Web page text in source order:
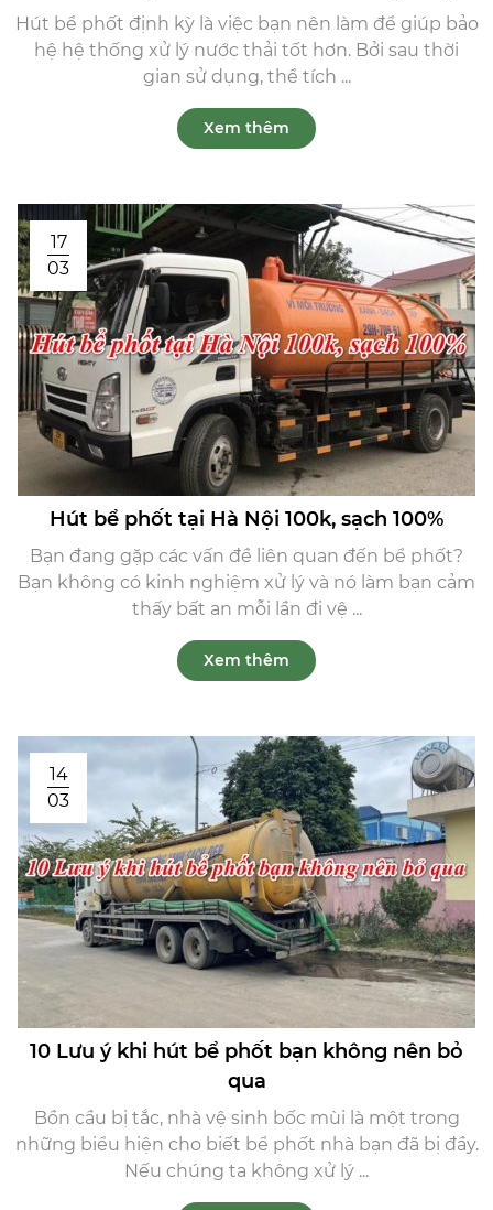
Hút bể phốt định kỳ là việc bạn nên làm để giúp bảo
hệ hệ thống xử lý nước thải tốt hơn. Bởi sau thời
gian sử dụng, thể tích ...
Xem thêm
17
03
Hút bể phốt tại Hà Nội 100k, sạch 100%
Bạn đang gặp các vấn đề liên quan đến bể phốt?
Bạn không có kinh nghiệm xử lý và nó làm bạn cảm
thấy bất an mỗi lần đi vệ ...
Xem thêm
14
03
10 Lưu ý khi hút bể phốt bạn không nên bỏ
qua
Bồn cầu bị tắc, nhà vệ sinh bốc mùi là một trong
những biểu hiện cho biết bể phốt nhà bạn đã bị đầy.
Nếu chúng ta không xử lý ...